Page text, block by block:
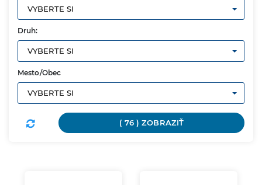
VYBERTE SI
Druh:
VYBERTE SI
Mesto/Obec
VYBERTE SI
( 76 ) ZOBRAZIŤ